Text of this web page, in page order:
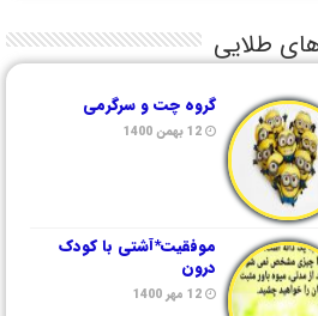
طلایی
گروه چت و سرگرمی
12 بهمن 1400
موفقیت*آشتی با کودک
درون
12 مهر 1400